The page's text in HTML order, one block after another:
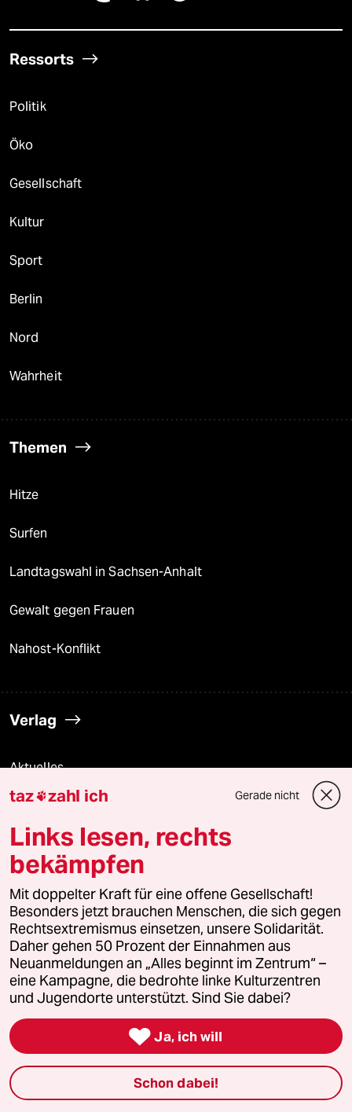
Ressorts
Politik
Öko
Gesellschaft
Kultur
Sport
Berlin
Nord
Wahrheit
Themen
Hitze
Surfen
Landtagswahl in Sachsen-Anhalt
Gewalt gegen Frauen
Nahost-Konflikt
Verlag
Aktuelles
Hausblog
Die Seitenwende
Presse
Unterstützen
abo
genossenschaft
taz zahl ich Gerade nicht
Links lesen, rechts
bekämpfen
Mit doppelter Kraft für eine offene Gesellschaft!
Besonders jetzt brauchen Menschen, die sich gegen
Rechtsextremismus einsetzen, unsere Solidarität.
Daher gehen 50 Prozent der Einnahmen aus
Neuanmeldungen an „Alles beginnt im Zentrum“ –
eine Kampagne, die bedrohte linke Kulturzentren
und Jugendorte unterstützt. Sind Sie dabei?
 Ja, ich will
Schon dabei!